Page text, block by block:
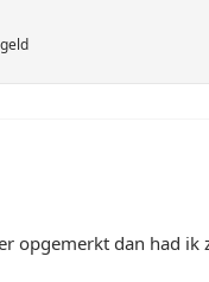
opgemerkt dan had ik